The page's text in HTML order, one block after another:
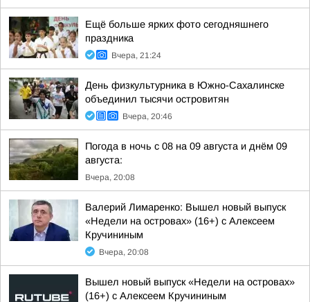
Ещё больше ярких фото сегодняшнего
праздника
Вчера, 21:24
День физкультурника в Южно-Сахалинске
объединил тысячи островитян
Вчера, 20:46
Погода в ночь с 08 на 09 августа и днём 09
августа:
Вчера, 20:08
Валерий Лимаренко: Вышел новый выпуск
«Недели на островах» (16+) с Алексеем
Кручининым
Вчера, 20:08
Вышел новый выпуск «Недели на островах»
(16+) с Алексеем Кручининым